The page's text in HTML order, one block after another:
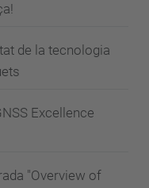
de la tecnologia
Excellence
"Overview of